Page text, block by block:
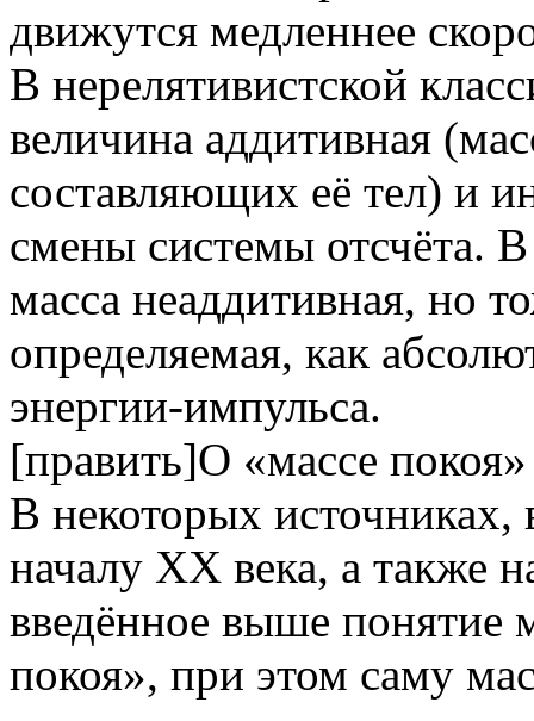
движутся медленнее
В нерелятивистской
величина аддитивная
составляющих её тел) и
смены системы отсчёта.
масса неаддитивная, но
определяемая, как
энергии-импульса.
[править]О «массе
В некоторых
началу XX века, а также
введённое выше понятие
покоя», при этом саму